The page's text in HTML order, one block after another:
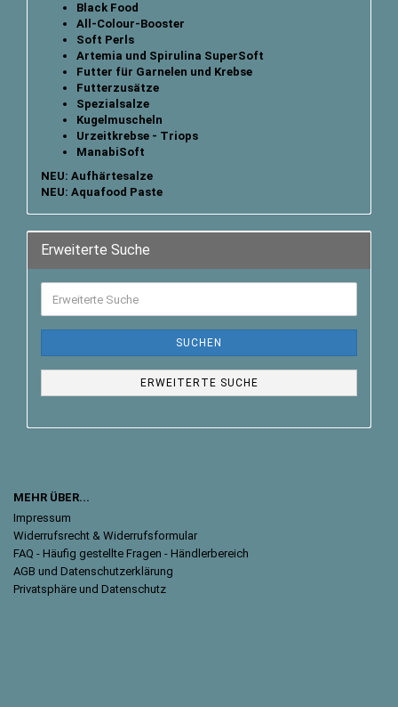
B lack Food
All-Colour-Booster
Soft Perls
Artemia und Spirulina SuperSoft
Futter für Garnelen und Krebse
Futterzusätze
Spezialsalze
Kugelmuscheln
Urzeitkrebse - Triops
ManabiSoft
NEU: Aufhärtesalze
NEU: Aquafood Paste
Erweiterte Suche
SUCHEN
ERWEITERTE SUCHE
MEHR ÜBER...
Impressum
Widerrufsrecht & Widerrufsformular
FAQ - Häufig gestellte Fragen - Händlerbereich
AGB und Datenschutzerklärung
Privatsphäre und Datenschutz